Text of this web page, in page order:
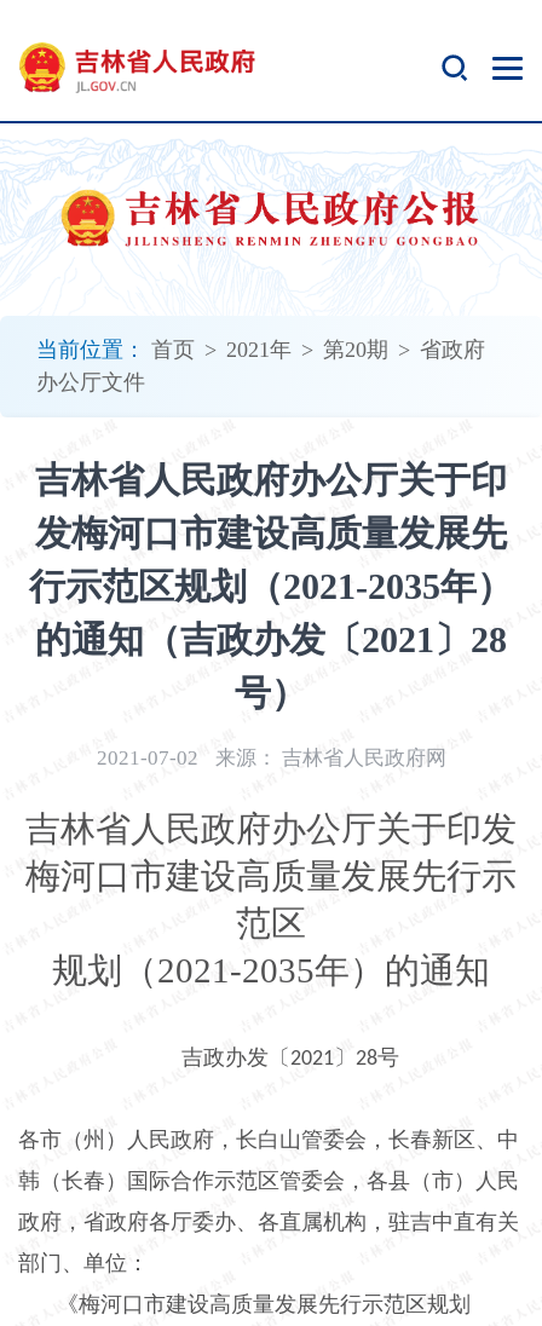
当前位置： 首页 > 2021年 > 第20期 > 省政府
办公厅文件
吉林省人民政府办公厅关于印
发梅河口市建设高质量发展先
行示范区规划（2021-2035年）
的通知（吉政办发〔2021〕28
号）
2021-07-02 来源： 吉林省人民政府网
吉林省人民政府办公厅关于印发
梅河口市建设高质量发展先行示
范区
规划（2021-2035年）的通知
吉政办发〔2021〕 28号
各市（州）人民政府，长白山管委会，长春新区、中
韩（长春）国际合作示范区管委会，各县（市）人民
政府，省政府各厅委办、各直属机构，驻吉中直有关
部门、单位：
《梅河口市建设高质量发展先行示范区规划
开
无
障
碍
说
明
加